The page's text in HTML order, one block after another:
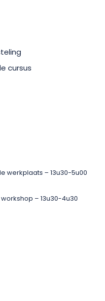
het slijpen van
cursus
werkplaats – 13u30-5u00
– 13u30-4u30